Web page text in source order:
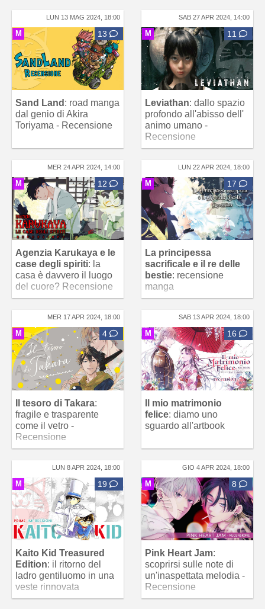
LUN 13 MAG 2024, 18:00
M 13
Sand Land : road manga
dal genio di Akira
Toriyama - Recensione
SAB 27 APR 2024, 14:00
M 11
Leviathan: dallo spazio
profondo all'abisso dell'
animo umano -
Recensione
MER 24 APR 2024, 14:00
M 12
Agenzia Karukaya e le
case degli spiriti: la
casa è davvero il luogo
del cuore? Recensione
LUN 22 APR 2024, 18:00
M 17
La principessa
sacrificale e il re delle
bestie: recensione
manga
MER 17 APR 2024, 18:00
M 4
Il tesoro di Takara:
fragile e trasparente
come il vetro -
Recensione
SAB 13 APR 2024, 18:00
M 16
Il mio matrimonio
felice: diamo uno
sguardo all'artbook
LUN 8 APR 2024, 18:00
M 19
Kaito Kid Treasured
Edition: il ritorno del
ladro gentiluomo in una
veste rinnovata
GIO 4 APR 2024, 18:00
M 8
Pink Heart Jam:
scoprirsi sulle note di
un'inaspettata melodia -
Recensione